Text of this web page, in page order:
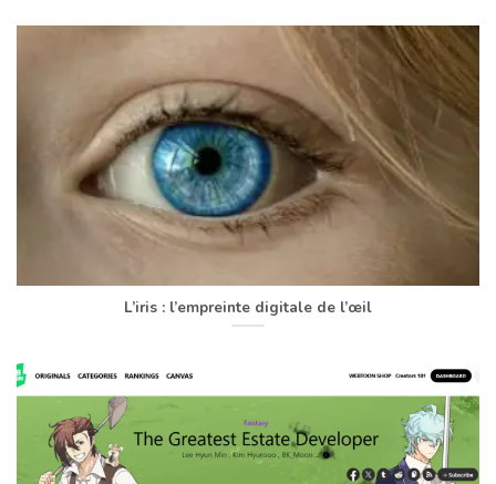
L’iris : l’empreinte digitale de l’œil